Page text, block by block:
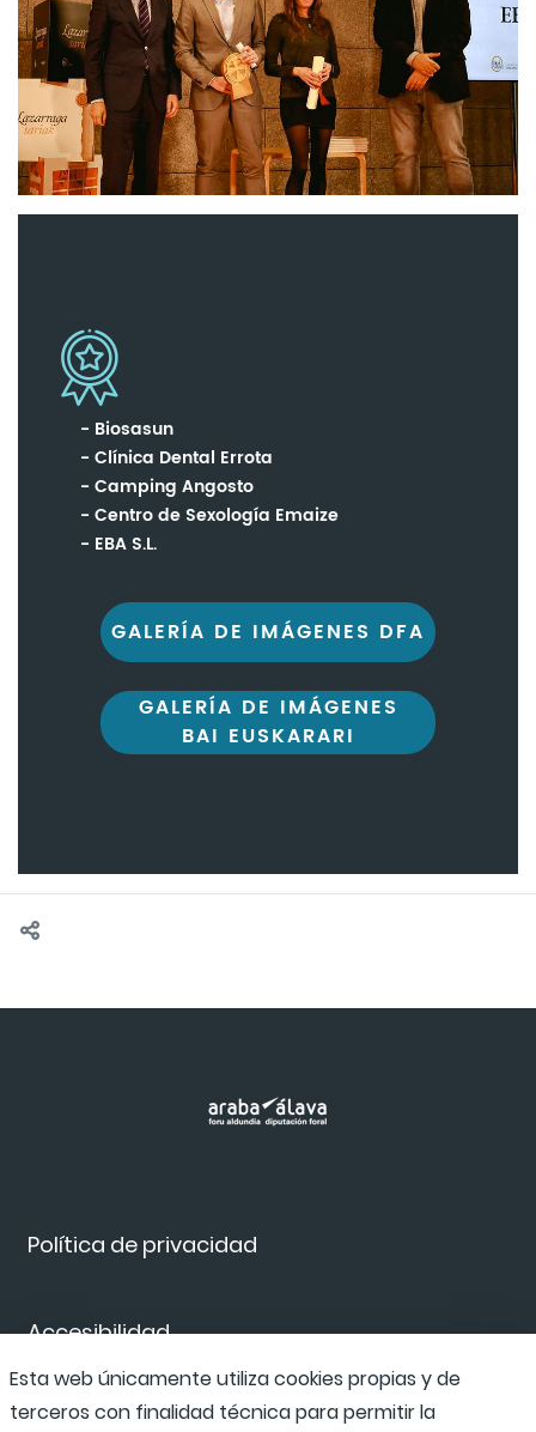
Biosasun
Clínica Dental Errota
Camping Angosto
Centro de Sexología Emaize
EBA S.L.
GALERÍA DE IMÁGENES DFA
GALERÍA DE IMÁGENES
BAI EUSKARARI
Política de privacidad
Accesibilidad
Canal de denuncias
Esta web únicamente utiliza cookies propias y de
terceros con finalidad técnica para permitir la